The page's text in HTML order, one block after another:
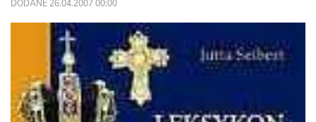
DODANE 26.04.2007 00:00